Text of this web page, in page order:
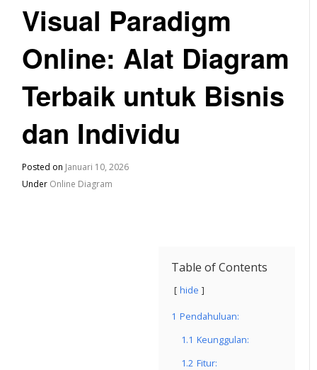
Visual Paradigm
Online: Alat Diagram
Terbaik untuk Bisnis
dan Individu
Posted on Januari 10, 2026
Under Online Diagram
Table of Contents
hide
1 Pendahuluan:
1.1 Keunggulan:
1.2 Fitur: